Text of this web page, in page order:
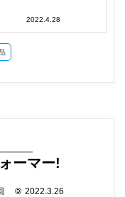
2022.4.28
ーマー!
© 2022.3.26